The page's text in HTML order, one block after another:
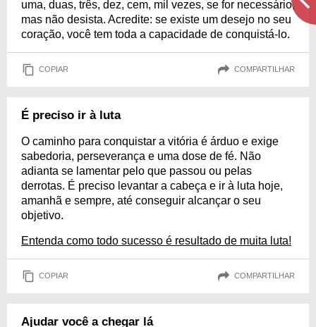
uma, duas, três, dez, cem, mil vezes, se for necessário,
mas não desista. Acredite: se existe um desejo no seu
coração, você tem toda a capacidade de conquistá-lo.
COPIAR COMPARTILHAR
É preciso ir à luta
O caminho para conquistar a vitória é árduo e exige
sabedoria, perseverança e uma dose de fé. Não
adianta se lamentar pelo que passou ou pelas
derrotas. É preciso levantar a cabeça e ir à luta hoje,
amanhã e sempre, até conseguir alcançar o seu
objetivo.
Entenda como todo sucesso é resultado de muita luta!
COPIAR COMPARTILHAR
Ajudar você a chegar lá